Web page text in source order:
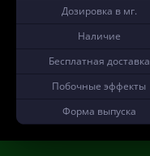
Дозировка в мг.
Наличие
Бесплатная доставка
Побочные эффекты
Форма выпуска